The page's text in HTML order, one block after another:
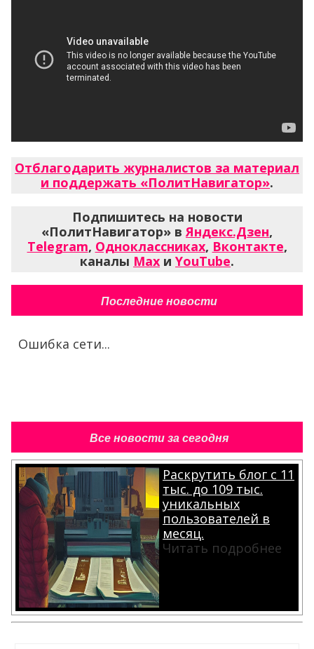
Отблагодарить журналистов за материал
и поддержать «ПолитНавигатор».
Подпишитесь на новости
«ПолитНавигатор» вЯндекс.Дзен,
Telegram, Одноклассниках, Вконтакте,
каналы Max и YouTube.
Последние новости
Ошибка сети...
Все новости за сегодня
Раскрутить блог с 11
тыс. до 109 тыс.
уникальных
пользователей в
месяц.
Читать подробнее